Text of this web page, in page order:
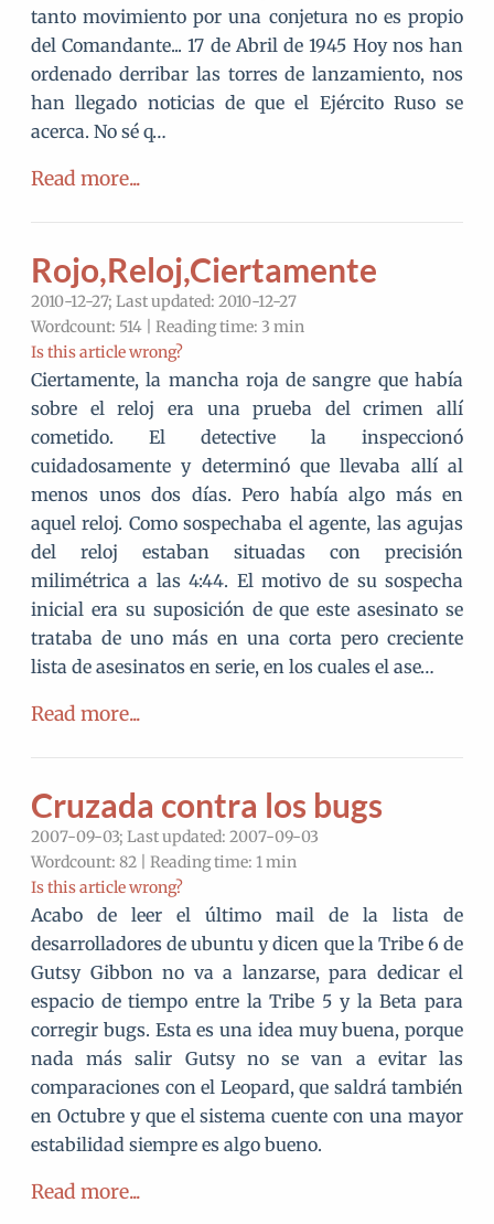
tanto movimiento por una conjetura no es propio
del Comandante... 17 de Abril de 1945 Hoy nos han
ordenado derribar las torres de lanzamiento, nos
han llegado noticias de que el Ejército Ruso se
acerca. No sé q…
Read more...
Rojo,Reloj,Ciertamente
2010-12-27; Last updated: 2010-12-27
Wordcount: 514 | Reading time: 3 min
Is this article wrong?
Ciertamente, la mancha roja de sangre que había
sobre el reloj era una prueba del crimen allí
cometido. El detective la inspeccionó
cuidadosamente y determinó que llevaba allí al
menos unos dos días. Pero había algo más en
aquel reloj. Como sospechaba el agente, las agujas
del reloj estaban situadas con precisión
milimétrica a las 4:44. El motivo de su sospecha
inicial era su suposición de que este asesinato se
trataba de uno más en una corta pero creciente
lista de asesinatos en serie, en los cuales el ase…
Read more...
Cruzada contra los bugs
2007-09-03; Last updated: 2007-09-03
Wordcount: 82 | Reading time: 1 min
Is this article wrong?
Acabo de leer el último mail de la lista de
desarrolladores de ubuntu y dicen que la Tribe 6 de
Gutsy Gibbon no va a lanzarse, para dedicar el
espacio de tiempo entre la Tribe 5 y la Beta para
corregir bugs. Esta es una idea muy buena, porque
nada más salir Gutsy no se van a evitar las
comparaciones con el Leopard, que saldrá también
en Octubre y que el sistema cuente con una mayor
estabilidad siempre es algo bueno.
Read more...